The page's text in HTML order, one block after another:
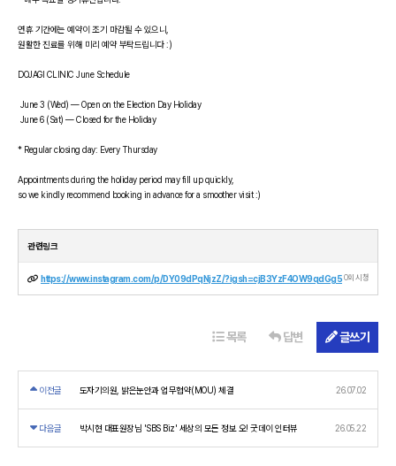
연휴 기간에는 예약이 조기 마감될 수 있으니,
원활한 진료를 위해 미리 예약 부탁드립니다 :)
DOJAGI CLINIC June Schedule
June 3 (Wed) — Open on the Election Day Holiday
June 6 (Sat) — Closed for the Holiday
* Regular closing day: Every Thursday
Appointments during the holiday period may fill up quickly,
so we kindly recommend booking in advance for a smoother visit :)
관련링크
https://www.instagram.com/p/DY09dPqNjzZ/?igsh=cjB3YzF4OW9qdGg50회 시청
목록 답변 글쓰기
이전글 도자기의원, 밝은눈안과 업무협약(MOU) 체결 26.07.02
다음글 박시현 대표원장님 'SBS Biz' 세상의 모든 정보 오! 굿데이 인터뷰 26.05.22